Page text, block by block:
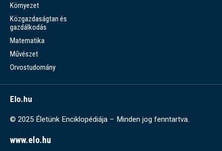
Környezet
Közgazdaságtan és
gazdálkodás
Matematika
Művészet
Orvostudomány
Elo.hu
© 2025 Életünk Enciklopédiája – Minden jog fenntartva.
www.elo.hu